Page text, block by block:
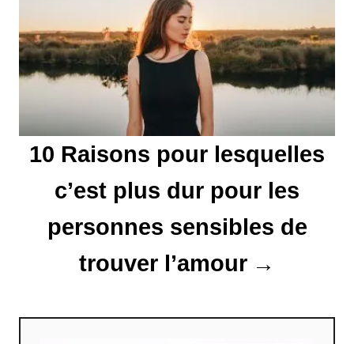
’
a
t
10 Raisons pour lesquelles
c’est plus dur pour les
personnes sensibles de
trouver l’amour